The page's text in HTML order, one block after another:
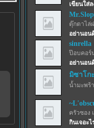
เขียนใส่
ตุ๊กตาไล่
อย่านอน
sinrella
ป๊อบคอร์
อย่านอน
มิซาโก
น้ำมะพร้
ครัวซอง
กินเจอะ